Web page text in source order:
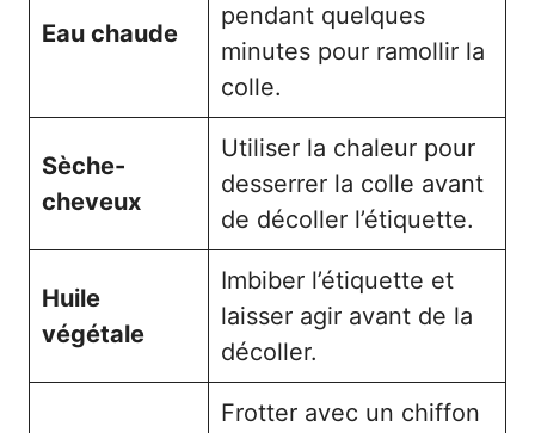
Eau chaude
pendant quelques
minutes pour ramollir la
colle.
Sèche-
cheveux
Utiliser la chaleur pour
desserrer la colle avant
de décoller l’étiquette.
Huile
végétale
Imbiber l’étiquette et
laisser agir avant de la
décoller.
Frotter avec un chiffon